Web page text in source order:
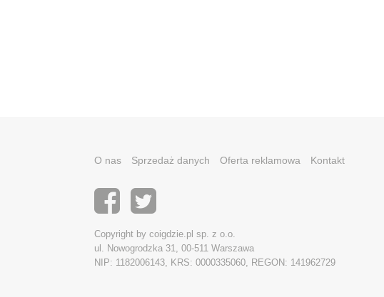
O nas Sprzedaż danych Oferta reklamowa Kontakt
Copyright by coigdzie.pl sp. z o.o.
ul. Nowogrodzka 31, 00-511 Warszawa
NIP: 1182006143, KRS: 0000335060, REGON: 141962729